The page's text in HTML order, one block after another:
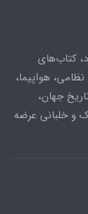
کتاب‌های
هواپیما،
جهان،
و خلبانی عرضه